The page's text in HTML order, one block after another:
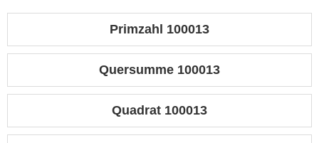
Primzahl 100013
Quersumme 100013
Quadrat 100013